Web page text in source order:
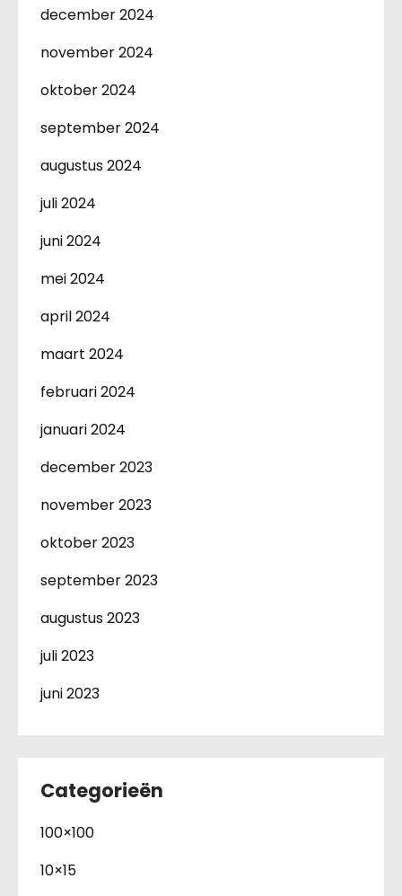
december 2024
november 2024
oktober 2024
september 2024
augustus 2024
juli 2024
juni 2024
mei 2024
april 2024
maart 2024
februari 2024
januari 2024
december 2023
november 2023
oktober 2023
september 2023
augustus 2023
juli 2023
juni 2023
Categorieën
100×100
10×15